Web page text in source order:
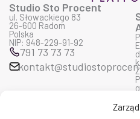
Studio Sto Procent
ul. Słowackiego 83
26-600 Radom
Polska
NIP: 948-229-91-92
791 73 73 73